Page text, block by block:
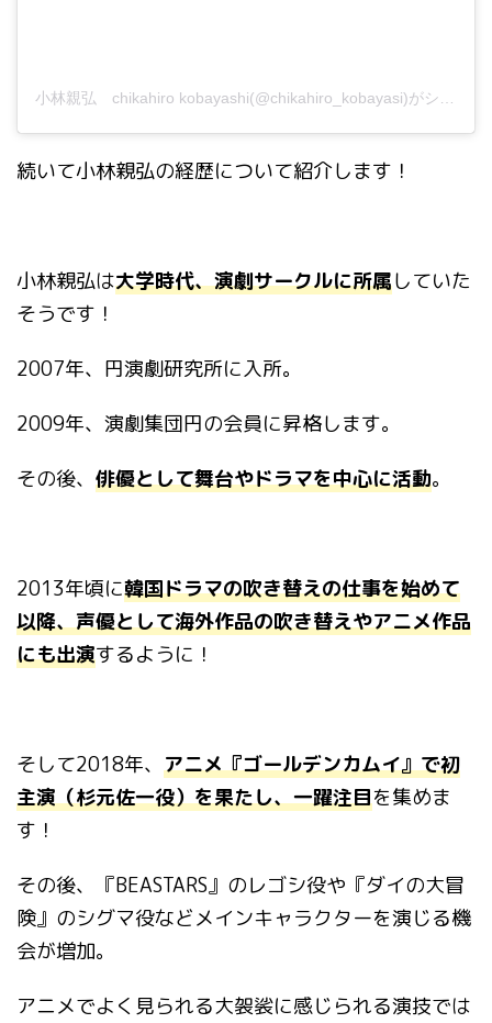
続いて小林親弘の経歴について紹介します！
小林親弘は大学時代、演劇サークルに所属していた
そうです！
2007年、円演劇研究所に入所。
2009年、演劇集団円の会員に昇格します。
その後、 俳優として舞台やドラマを中心に活動。
2013年頃に韓国ドラマの吹き替えの仕事を始めて
以降、声優として海外作品の吹き替えやアニメ作品
にも出演するように！
そして2018年、 アニメ『ゴールデンカムイ』で初
主演（杉元佐一役）を果たし、一躍注目を集めま
す！
その後、『BEASTARS』のレゴシ役や『ダイの大冒
険』のシグマ役などメインキャラクターを演じる機
会が増加。
アニメでよく見られる大袈裟に感じられる演技では